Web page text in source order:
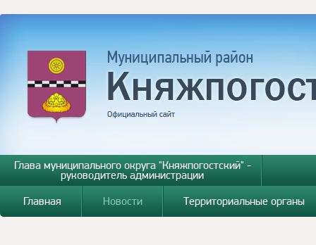
Глава муниципального округа "Княжпогостский" -
руководитель администрации
Главная
Новости Территориальные органы